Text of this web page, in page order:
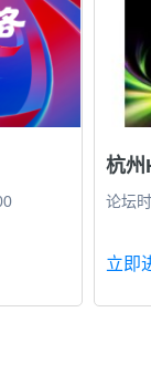
杭
论坛
立即